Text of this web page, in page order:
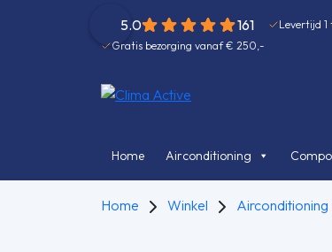
5.0 161 Levertijd
Gratis bezorging vanaf € 250,-
Home Airconditioning
Home Winkel Airconditioning